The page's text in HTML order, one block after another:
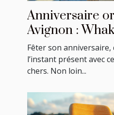
Anniversaire
Avignon :
une ambiance
Fêter son anniversaire,
l’instant présent avec
chers. Non loin...